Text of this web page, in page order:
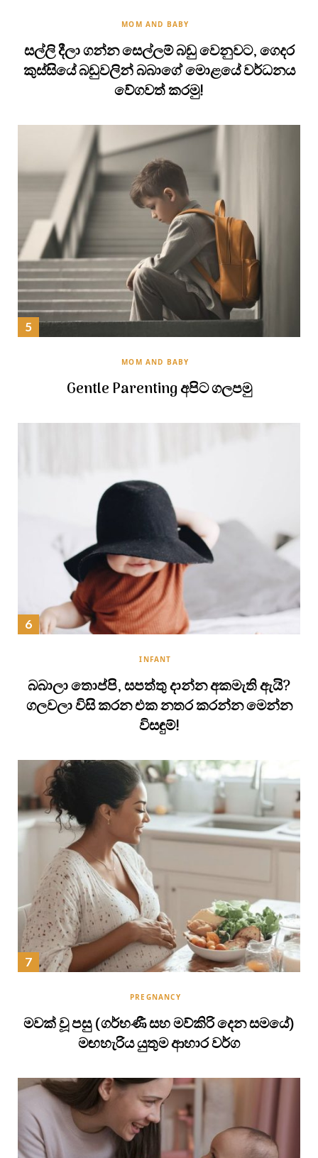
MOM AND BABY
සල්ලි දීලා ගන්න සෙල්ලම් බඩු වෙනුවට, ගෙදර
කුස්සියේ බඩුවලින් බබාගේ මොළයේ වර්ධනය
වේගවත් කරමු!
MOM AND BABY
Gentle Parenting අපිට ගලපමු
INFANT
බබාලා තොප්පි, සපත්තු දාන්න අකමැති ඇයි?
ගලවලා විසි කරන එක නතර කරන්න මෙන්න
විසඳුම්!
PREGNANCY
මවක් වූ පසු (ගර්භණී සහ මව්කිරි දෙන සමයේ)
මඟහැරිය යුතුම ආහාර වර්ග